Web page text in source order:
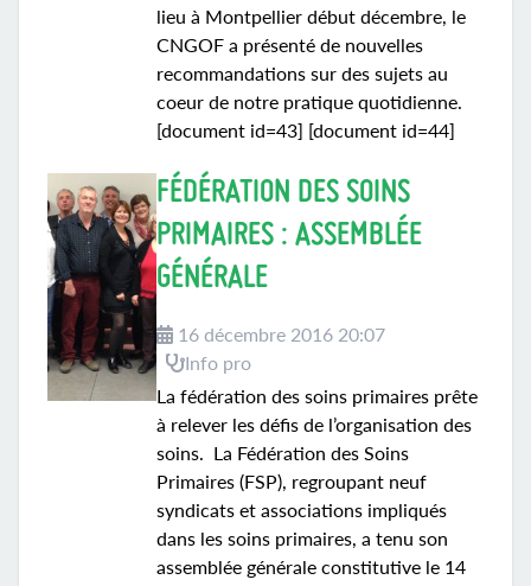
lieu à Montpellier début décembre, le
CNGOF a présenté de nouvelles
recommandations sur des sujets au
coeur de notre pratique quotidienne.
[document id=43] [document id=44]
FÉDÉRATION DES SOINS
PRIMAIRES : ASSEMBLÉE
GÉNÉRALE
16 décembre 2016 20:07
Info pro
La fédération des soins primaires prête
à relever les défis de l’organisation des
soins. La Fédération des Soins
Primaires (FSP), regroupant neuf
syndicats et associations impliqués
dans les soins primaires, a tenu son
assemblée générale constitutive le 14